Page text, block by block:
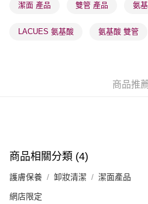
確認發貨後1-3 工作天送達，訂單將
每筆HK$65.00，滿HK$300.00或以上
每筆HK$20.00，滿HK$100.00或以上
(澳門門市) 只顯示可選門市。確認發
澳門地區配送 - 確認發貨後1-4個工作
潔面 產品 雙管 產品 氨
LACUES 氨基酸 氨基酸 雙管
商品推
商品相關分類 (4)
護膚保養 卸妝清潔 潔面產品
網店限定